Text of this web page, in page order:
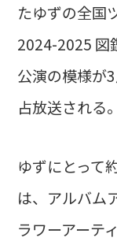
たゆずの全国
2024-2025 図
公演の模様が
占放送される。
ゆずにとって
は、アルバム
ラワーアーテ